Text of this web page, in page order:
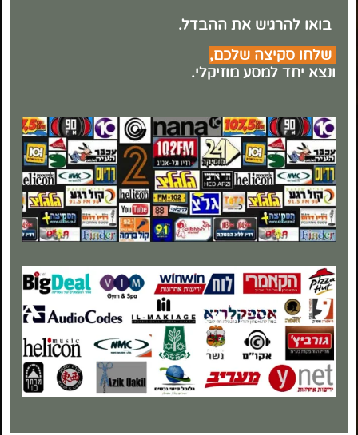
בואו להרגיש את ההבדל.
שלחו סקיצה שלכם,
ונצא יחד למסע מוזיקלי.